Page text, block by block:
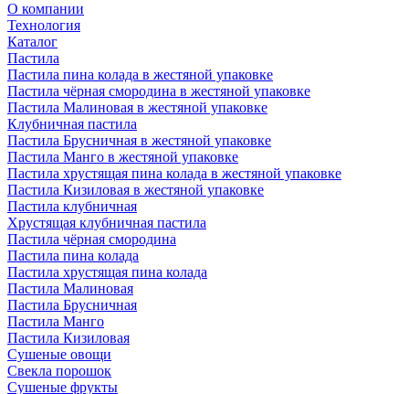
О компании
Технология
Каталог
Пастила
Пастила пина колада в жестяной упаковке
Пастила чёрная смородина в жестяной упаковке
Пастила Малиновая в жестяной упаковке
Клубничная пастила
Пастила Брусничная в жестяной упаковке
Пастила Манго в жестяной упаковке
Пастила хрустящая пина колада в жестяной упаковке
Пастила Кизиловая в жестяной упаковке
Пастила клубничная
Хрустящая клубничная пастила
Пастила чёрная смородина
Пастила пина колада
Пастила хрустящая пина колада
Пастила Малиновая
Пастила Брусничная
Пастила Манго
Пастила Кизиловая
Сушеные овощи
Свекла порошок
Сушеные фрукты